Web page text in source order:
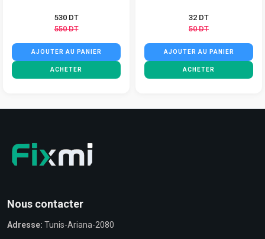
530 DT
550 DT
AJOUTER AU PANIER
ACHETER
32 DT
50 DT
AJOUTER AU PANIER
ACHETER
Nous contacter
Adresse: Tunis-Ariana-2080